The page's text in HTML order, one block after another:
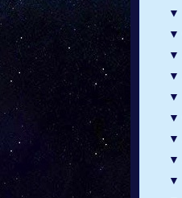
▼
▼
▼
▼
▼
▼
▼
▼
▼